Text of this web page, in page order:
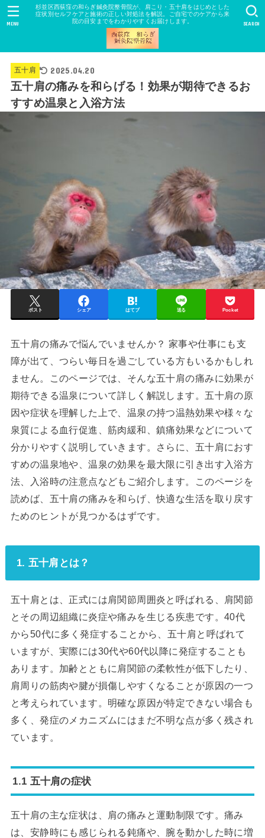
杉並区西荻窪の和らぎ鍼灸院整骨院が、肩こり・五十肩をはじめとした
症状別セルフケアと施術の正しい対処法を解説。ご自宅でのケアから来
院の目安までをわかりやすくお届けします。
SEARCH
MENU
五十肩 2025.04.20
五十肩の痛みを和らげる！効果が期待できるお
すすめ温泉と入浴方法
ポスト シェア はてブ 送る Pocket
五十肩の痛みで悩んでいませんか？ 家事や仕事にも支
障が出て、つらい毎日を過ごしている方もいるかもしれ
ません。このページでは、そんな五十肩の痛みに効果が
期待できる温泉について詳しく解説します。五十肩の原
因や症状を理解した上で、温泉の持つ温熱効果や様々な
泉質による血行促進、筋肉緩和、鎮痛効果などについて
分かりやすく説明していきます。さらに、五十肩におす
すめの温泉地や、温泉の効果を最大限に引き出す入浴方
法、入浴時の注意点などもご紹介します。このページを
読めば、五十肩の痛みを和らげ、快適な生活を取り戻す
ためのヒントが見つかるはずです。
1. 五十肩とは？
五十肩とは、正式には肩関節周囲炎と呼ばれる、肩関節
とその周辺組織に炎症や痛みを生じる疾患です。40代
から50代に多く発症することから、五十肩と呼ばれて
いますが、実際には30代や60代以降に発症することも
あります。加齢とともに肩関節の柔軟性が低下したり、
肩周りの筋肉や腱が損傷しやすくなることが原因の一つ
と考えられています。明確な原因が特定できない場合も
多く、発症のメカニズムにはまだ不明な点が多く残され
ています。
1.1 五十肩の症状
五十肩の主な症状は、肩の痛みと運動制限です。痛み
は、安静時にも感じられる鈍痛や、腕を動かした時に増